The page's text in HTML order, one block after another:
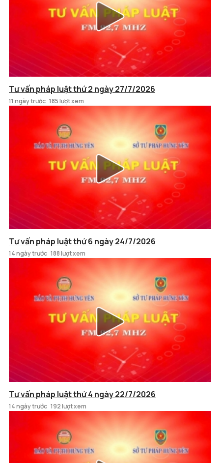
Tư vấn pháp luật thứ 2 ngày 27/7/2026
11 ngày trước 185 lượt xem
Tư vấn pháp luật thứ 6 ngày 24/7/2026
14 ngày trước 188 lượt xem
Tư vấn pháp luật thứ 4 ngày 22/7/2026
14 ngày trước 192 lượt xem